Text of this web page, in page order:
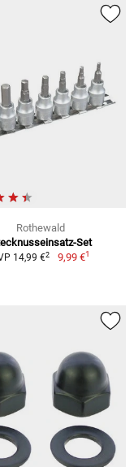
Rothewald
Set
14,99 €2 9,99 €1